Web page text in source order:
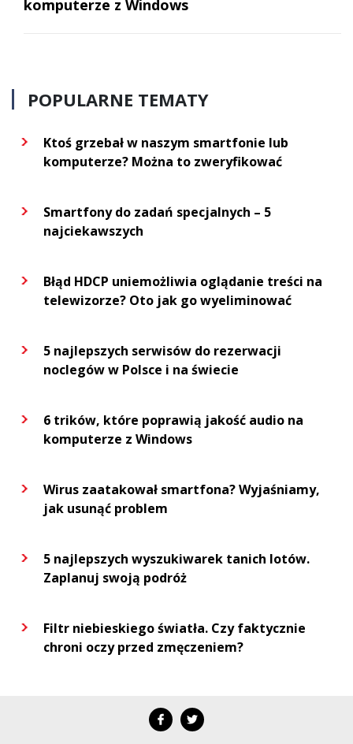
komputerze z Windows
POPULARNE TEMATY
Ktoś grzebał w naszym smartfonie lub
komputerze? Można to zweryfikować
Smartfony do zadań specjalnych – 5
najciekawszych
Błąd HDCP uniemożliwia oglądanie treści na
telewizorze? Oto jak go wyeliminować
5 najlepszych serwisów do rezerwacji
noclegów w Polsce i na świecie
6 trików, które poprawią jakość audio na
komputerze z Windows
Wirus zaatakował smartfona? Wyjaśniamy,
jak usunąć problem
5 najlepszych wyszukiwarek tanich lotów.
Zaplanuj swoją podróż
Filtr niebieskiego światła. Czy faktycznie
chroni oczy przed zmęczeniem?